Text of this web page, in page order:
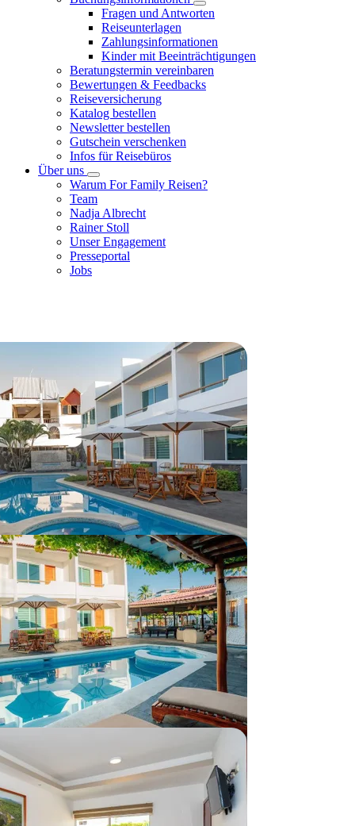
Fragen und Antworten
Reiseunterlagen
Zahlungsinformationen
Kinder mit Beeinträchtigungen
Beratungstermin vereinbaren
Bewertungen & Feedbacks
Reiseversicherung
Katalog bestellen
Newsletter bestellen
Gutschein verschenken
Infos für Reisebüros
Über uns
Warum For Family Reisen?
Team
Nadja Albrecht
Rainer Stoll
Unser Engagement
Presseportal
Jobs